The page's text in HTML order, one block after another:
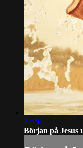
27:38
Början på Jesus